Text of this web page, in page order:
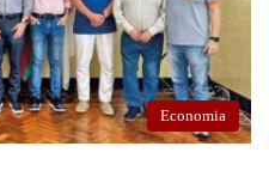
Economia